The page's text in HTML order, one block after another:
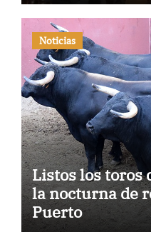
Noticias
Listos los toros
la nocturna de
Puerto